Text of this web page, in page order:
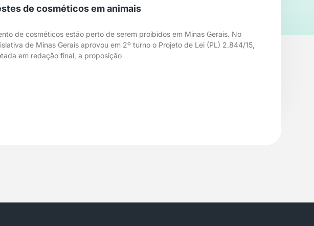
de cosméticos em animais
de cosméticos estão perto de serem proibidos em Minas Gerais. No
de Minas Gerais aprovou em 2º turno o Projeto de Lei (PL) 2.844/15,
em redação final, a proposição